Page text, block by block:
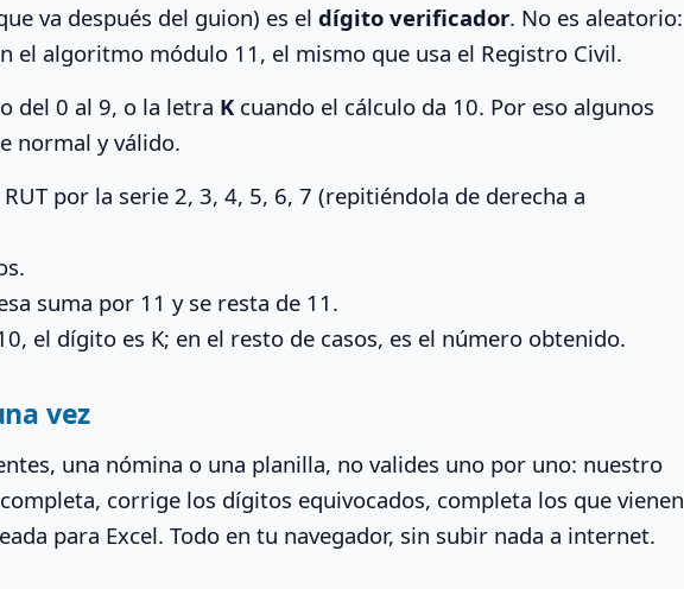
va después del guion) es el dígito verificador. No es aleatorio:
el algoritmo módulo 11, el mismo que usa el Registro Civil.
del 0 al 9, o la letra K cuando el cálculo da 10. Por eso algunos
normal y válido.
por la serie 2, 3, 4, 5, 6, 7 (repitiéndola de derecha a
suma por 11 y se resta de 11.
el dígito es K; en el resto de casos, es el número obtenido.
vez
una nómina o una planilla, no valides uno por uno: nuestro
corrige los dígitos equivocados, completa los que vienen
para Excel. Todo en tu navegador, sin subir nada a internet.